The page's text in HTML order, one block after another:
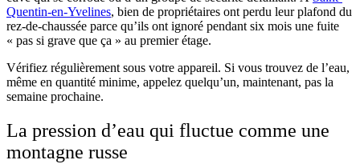
Quentin-en-Yvelines, bien de propriétaires ont perdu leur plafond du
rez-de-chaussée parce qu’ils ont ignoré pendant six mois une fuite
« pas si grave que ça » au premier étage.
Vérifiez régulièrement sous votre appareil. Si vous trouvez de l’eau,
même en quantité minime, appelez quelqu’un, maintenant, pas la
semaine prochaine.
La pression d’eau qui fluctue comme une
montagne russe